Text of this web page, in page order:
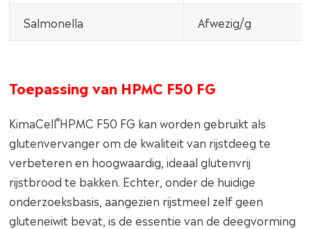
Salmonella Afwezig/g
Toepassing van HPMC F50 FG
KimaCell®HPMC F50 FG kan worden gebruikt als
glutenvervanger om de kwaliteit van rijstdeeg te
verbeteren en hoogwaardig, ideaal glutenvrij
rijstbrood te bakken. Echter, onder de huidige
onderzoeksbasis, aangezien rijstmeel zelf geen
gluteneiwit bevat, is de essentie van de deegvorming